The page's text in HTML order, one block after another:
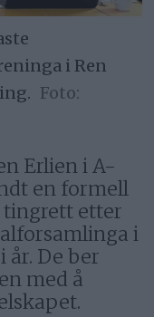
i Ren
Erlien i A-
en formell
tingrett etter
i
år. De ber
med å